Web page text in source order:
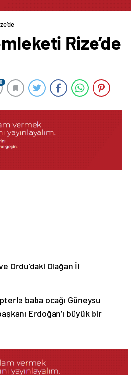
Rize’de
0
Ordu’daki Olağan İl
baba ocağı Güneysu
Erdoğan’ı büyük bir